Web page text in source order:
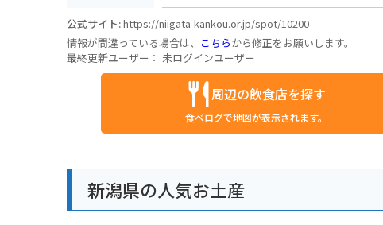
公式サイト:https://niigata-kankou.or.jp/spot/10200
情報が間違っている場合は、 こちらから修正をお願いします。
最終更新ユーザー： 未ログインユーザー
周辺の飲食店を探す
食べログで地図が表示されます。
新潟県の人気お土産